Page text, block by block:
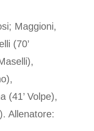
Maggioni,
(70’
(41’ Volpe),
Allenatore: